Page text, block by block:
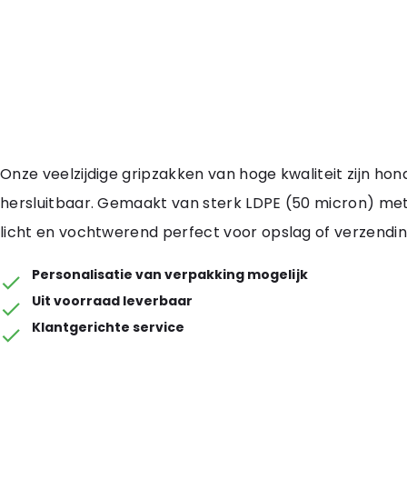
Onze veelzijdige gripzakken van hoge kwaliteit zijn
hersluitbaar. Gemaakt van sterk LDPE (50 micron)
licht en vochtwerend perfect voor opslag of
Personalisatie van verpakking mogelijk
Uit voorraad leverbaar
Klantgerichte service